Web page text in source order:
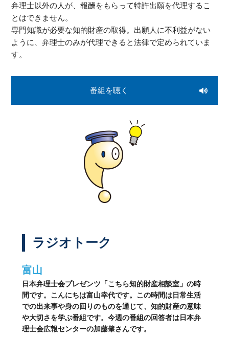
弁理士以外の人が、報酬をもらって特許出願を代理するこ
とはできません。
専門知識が必要な知的財産の取得。出願人に不利益がない
ように、弁理士のみが代理できると法律で定められていま
す。
番組を聴く
ラジオトーク
富山
日本弁理士会プレゼンツ「こちら知的財産相談室」の時
間です。こんにちは富山幸代です。この時間は日常生活
での出来事や身の回りのものを通じて、知的財産の意味
や大切さを学ぶ番組です。今週の番組の回答者は日本弁
理士会広報センターの加藤肇さんです。